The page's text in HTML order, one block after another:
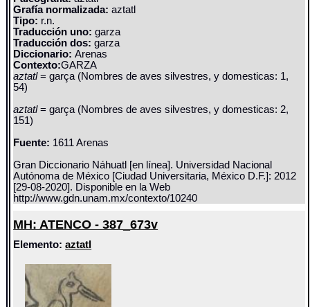
Grafía normalizada: aztatl
Tipo: r.n.
Traducción uno: garza
Traducción dos: garza
Diccionario:Arenas
Contexto:GARZA
aztatl= garça (Nombres de aves silvestres, y domesticas: 1,
54)
aztatl= garça (Nombres de aves silvestres, y domesticas: 2,
151)
Fuente: 1611 Arenas
Gran Diccionario Náhuatl [en línea]. Universidad Nacional
Autónoma de México [Ciudad Universitaria, México D.F.]: 2012
[29-08-2020]. Disponible en la Web
http://www.gdn.unam.mx/contexto/10240
MH: ATENCO - 387_673v
Elemento:aztatl